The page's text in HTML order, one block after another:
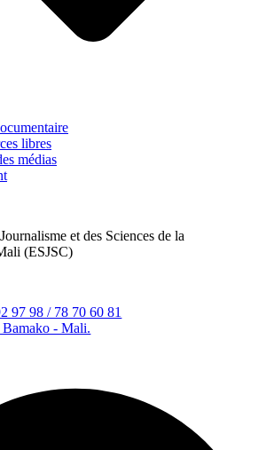
libres
médias
et des Sciences de la
(ESJSC)
97 98 / 78 70 60 81
Bamako - Mali.